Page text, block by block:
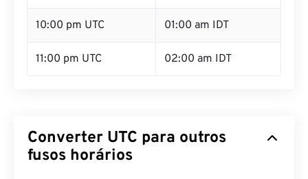
10:00 pm UTC 01:00 am IDT
11:00 pm UTC 02:00 am IDT
Converter UTC para outros
fusos horários